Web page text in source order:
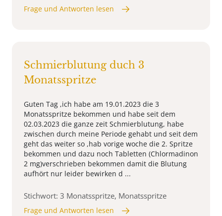
Frage und Antworten lesen
Schmierblutung duch 3
Monatsspritze
Guten Tag ,ich habe am 19.01.2023 die 3
Monatsspritze bekommen und habe seit dem
02.03.2023 die ganze zeit Schmierblutung, habe
zwischen durch meine Periode gehabt und seit dem
geht das weiter so ,hab vorige woche die 2. Spritze
bekommen und dazu noch Tabletten (Chlormadinon
2 mg)verschrieben bekommen damit die Blutung
aufhört nur leider bewirken d ...
Stichwort: 3 Monatsspritze, Monatsspritze
Frage und Antworten lesen